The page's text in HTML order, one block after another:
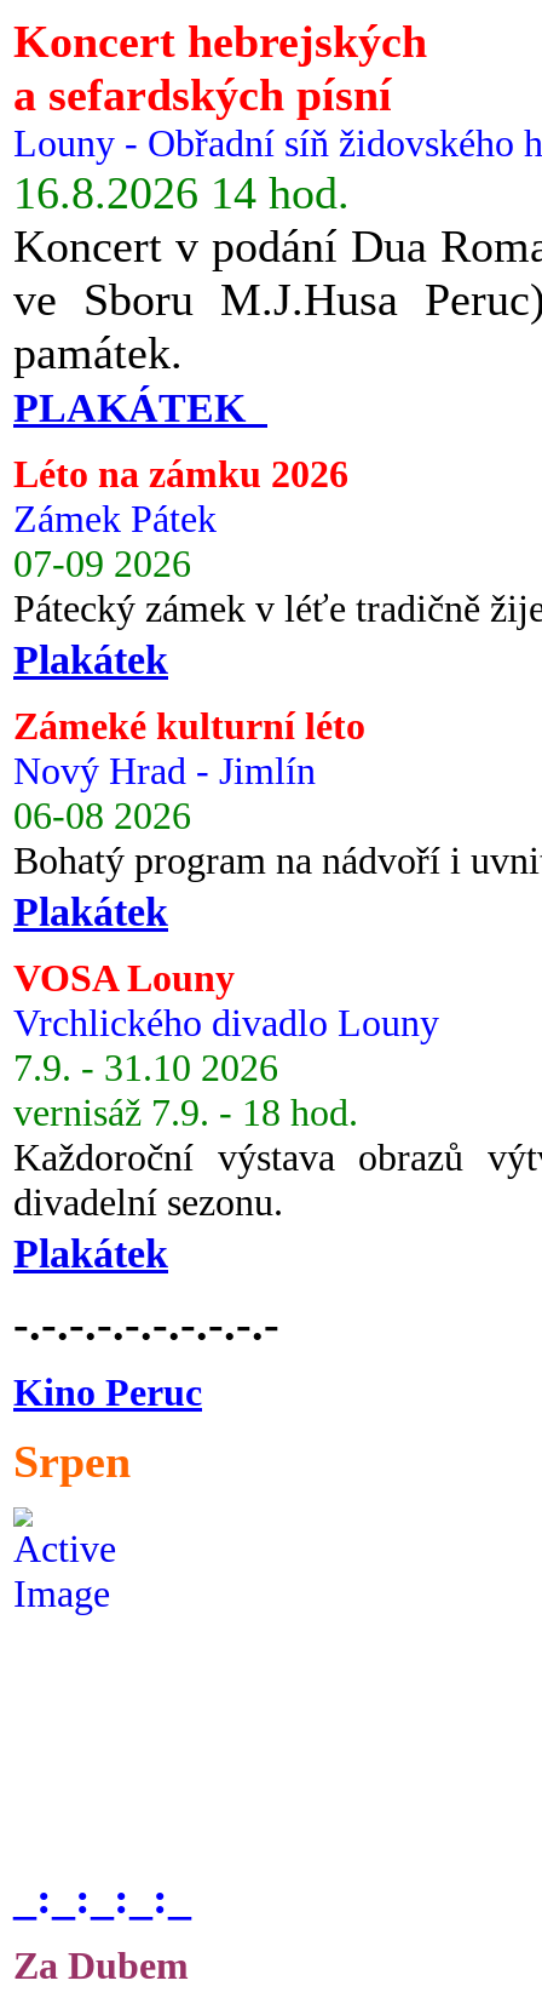
Koncert hebrejských
a sefardských písní
Louny - Obřadní síň židovského
16.8.2026 14 hod.
Koncert v podání Dua
ve Sboru M.J.Husa
památek.
PLAKÁTEK
Léto na zámku 2026
Zámek Pátek
07-09 2026
Pátecký zámek v léťe tradičně
Plakátek
Zámeké kulturní léto
Nový Hrad - Jimlín
06-08 2026
Bohatý program na nádvoří i
Plakátek
VOSA Louny
Vrchlického divadlo Louny
7.9. - 31.10 2026
vernisáž 7.9. - 18 hod.
Každoroční výstava obrazů
divadelní sezonu.
Plakátek
-.-.-.-.-.-.-.-.-.-
Kino Peruc
Srpen
_:_:_:_:_
Za Dubem